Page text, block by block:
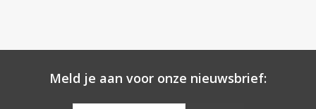
Meld je aan voor onze nieuwsbrief: